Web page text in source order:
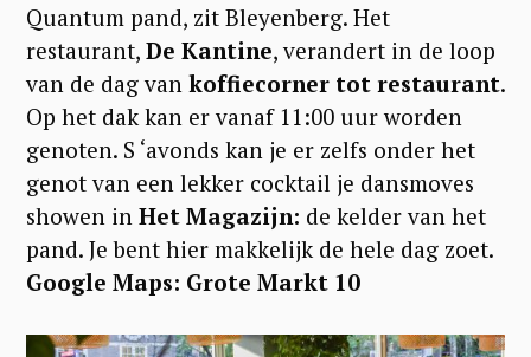
Quantum pand, zit Bleyenberg. Het
restaurant, De Kantine, verandert in de loop
van de dag van koffiecorner tot restaurant.
Op het dak kan er vanaf 11:00 uur worden
genoten. S ‘avonds kan je er zelfs onder het
genot van een lekker cocktail je dansmoves
showen in Het Magazijn: de kelder van het
pand. Je bent hier makkelijk de hele dag zoet.
Google Maps: Grote Markt 10